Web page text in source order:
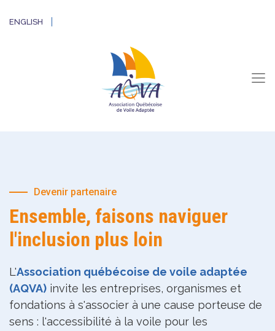
ENGLISH
Devenir partenaire
Ensemble, faisons naviguer
l'inclusion plus loin
L'Association québécoise de voile adaptée
(AQVA) invite les entreprises, organismes et
fondations à s'associer à une cause porteuse de
sens : l'accessibilité à la voile pour les